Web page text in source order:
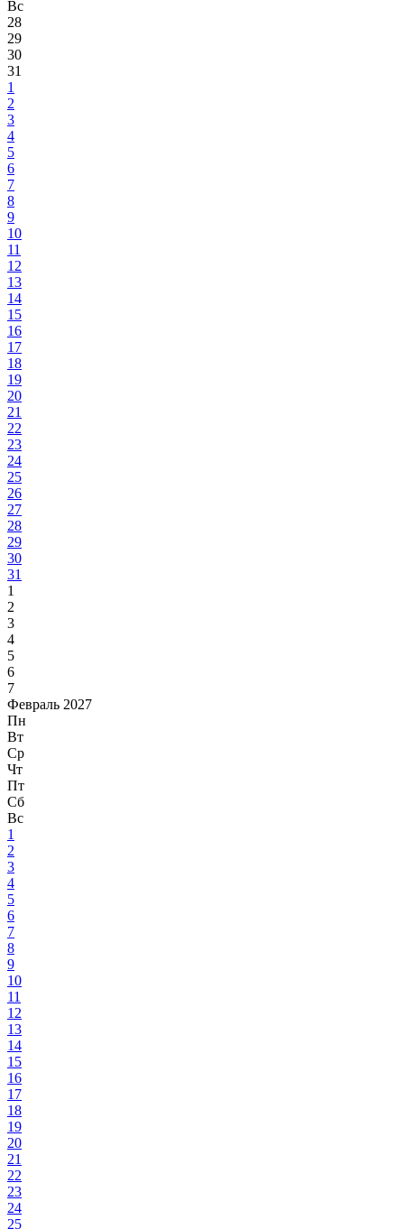
Вс
28
29
30
31
1
2
3
4
5
6
7
8
9
10
11
12
13
14
15
16
17
18
19
20
21
22
23
24
25
26
27
28
29
30
31
1
2
3
4
5
6
7
Февраль 2027
Пн
Вт
Ср
Чт
Пт
Сб
Вс
1
2
3
4
5
6
7
8
9
10
11
12
13
14
15
16
17
18
19
20
21
22
23
24
25